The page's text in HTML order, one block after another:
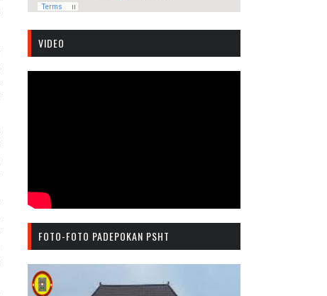
VIDEO
FOTO-FOTO PADEPOKAN PSHT